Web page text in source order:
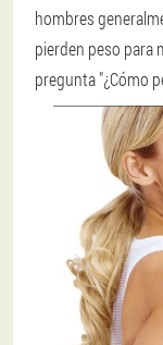
hombres
pierden peso para
pregunta "¿Cómo